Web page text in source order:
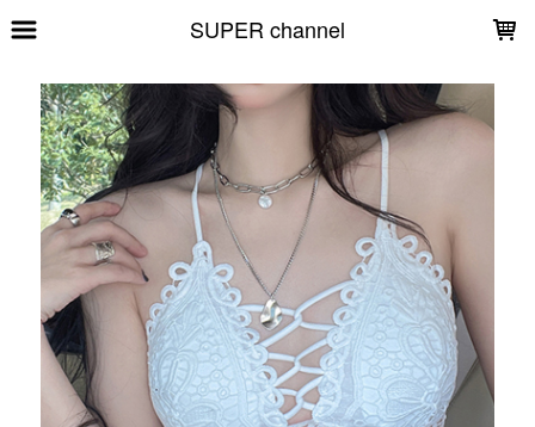
SUPER channel